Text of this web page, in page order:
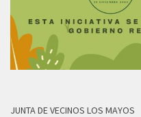
JUNTA DE VECINOS LOS MAYOS